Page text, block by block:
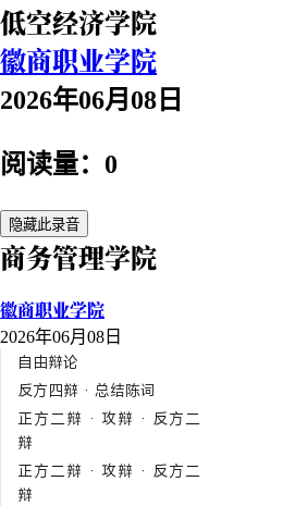
低空经济学院
徽商职业学院
2026年06月08日
阅读量：0
隐藏此录音
商务管理学院
徽商职业学院
2026年06月08日
自由辩论
反方四辩 · 总结陈词
正方二辩 · 攻辩 · 反方二
辩
正方二辩 · 攻辩 · 反方二
辩